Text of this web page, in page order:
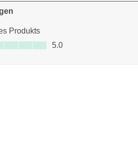
Produkts
Produkts, 5.0 von 5
5.0